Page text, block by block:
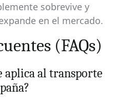
sobrevive y
en el mercado.
(FAQs)
aplica al transporte